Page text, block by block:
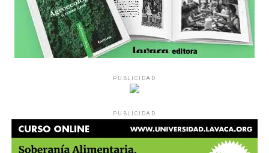
PUBLICIDAD
PUBLICIDAD